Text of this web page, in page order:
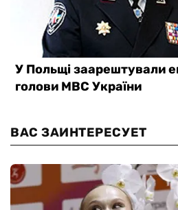
ВАС ЗАИНТЕРЕСУЕТ